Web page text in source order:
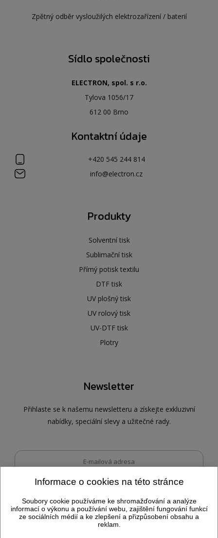
Informace o cookies na této stránce
Soubory cookie používáme ke shromažďování a analýze
informací o výkonu a používání webu, zajištění fungování funkcí
ze sociálních médií a ke zlepšení a přizpůsobení obsahu a
reklam.
Zpětný odběr vysloužilých elektrozařízení / baterií
Sídlo společnosti
ELECTRON, spol. s r.o.
Tylova 1056/17
612 00 Brno
Kontaktní údaje
+420 545 244 814
info@electron.cz
Produkty
Solventní tisk
Sublimační tisk
Přímý potisk textilu
DTF tisk
UV plošný tisk
UV rolový tisk
UV-DTF tisk
Plotry
Newsletter
Přihlaste se k našemu newsletteru a získejte exkluzivní
nabídky, speciální slevy a užitečné rady.
Dovolujeme si vás informovat, že po odeslání tohoto formuláře